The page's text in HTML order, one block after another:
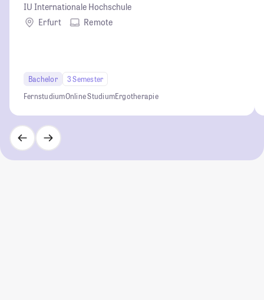
IU Internationale Hochschule
Erfurt
Remote
Bachelor
3 Semester
FernstudiumOnline StudiumErgotherapie